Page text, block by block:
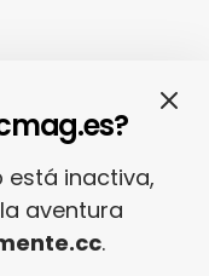
GET HIGH),
días estamos
está inactiva,
aventura
.